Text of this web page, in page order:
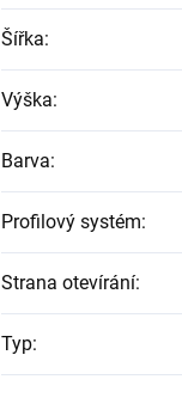
Šířka:
Výška:
Barva:
Profilový systém:
Strana otevírání:
Typ: